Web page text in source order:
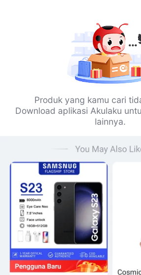
Produk yang kamu cari
Download aplikasi Akulaku
lainnya.